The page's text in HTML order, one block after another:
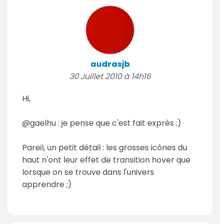
audrasjb
30 Juillet 2010 à 14h16
Hi,
@gaelhu : je pense que c'est fait exprès ;)
Pareil, un petit détail : les grosses icônes du
haut n'ont leur effet de transition hover que
lorsque on se trouve dans l'univers
apprendre ;)